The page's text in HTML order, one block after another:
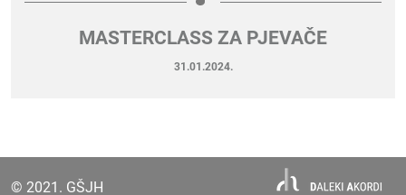
MASTERCLASS ZA PJEVAČE
31.01.2024.
© 2021. GŠJH